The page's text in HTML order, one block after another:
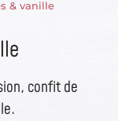
& vanille
confit de